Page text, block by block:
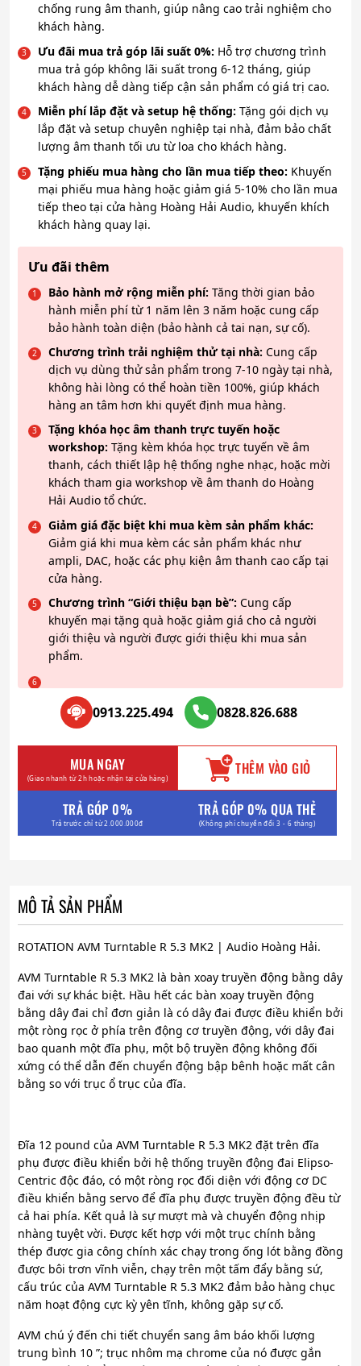
chống rung âm thanh, giúp nâng cao trải nghiệm cho
khách hàng.
Ưu đãi mua trả góp lãi suất 0%: Hỗ trợ chương trình
mua trả góp không lãi suất trong 6-12 tháng, giúp
khách hàng dễ dàng tiếp cận sản phẩm có giá trị cao.
Miễn phí lắp đặt và setup hệ thống: Tặng gói dịch vụ
lắp đặt và setup chuyên nghiệp tại nhà, đảm bảo chất
lượng âm thanh tối ưu từ loa cho khách hàng.
Tặng phiếu mua hàng cho lần mua tiếp theo: Khuyến
mại phiếu mua hàng hoặc giảm giá 5-10% cho lần mua
tiếp theo tại cửa hàng Hoàng Hải Audio, khuyến khích
khách hàng quay lại.
Ưu đãi thêm
Bảo hành mở rộng miễn phí: Tăng thời gian bảo
hành miễn phí từ 1 năm lên 3 năm hoặc cung cấp
bảo hành toàn diện (bảo hành cả tai nạn, sự cố).
Chương trình trải nghiệm thử tại nhà: Cung cấp
dịch vụ dùng thử sản phẩm trong 7-10 ngày tại nhà,
không hài lòng có thể hoàn tiền 100%, giúp khách
hàng an tâm hơn khi quyết định mua hàng.
Tặng khóa học âm thanh trực tuyến hoặc
workshop: Tặng kèm khóa học trực tuyến về âm
thanh, cách thiết lập hệ thống nghe nhạc, hoặc mời
khách tham gia workshop về âm thanh do Hoàng
Hải Audio tổ chức.
Giảm giá đặc biệt khi mua kèm sản phẩm khác:
Giảm giá khi mua kèm các sản phẩm khác như
ampli, DAC, hoặc các phụ kiện âm thanh cao cấp tại
cửa hàng.
Chương trình “Giới thiệu bạn bè”: Cung cấp
khuyến mại tặng quà hoặc giảm giá cho cả người
giới thiệu và người được giới thiệu khi mua sản
phẩm.
0913.225.494 0828.826.688
MUA NGAY
(Giao nhanh từ 2h hoặc nhận tại cửa hàng) THÊM VÀO GIỎ
TRẢ GÓP 0%
Trả trước chỉ từ 2.000.000đ
TRẢ GÓP 0% QUA THẺ
(Không phí chuyển đổi 3 - 6 tháng)
MÔ TẢ SẢN PHẨM
ROTATION AVM Turntable R 5.3 MK2 | Audio Hoàng Hải.
AVM Turntable R 5.3 MK2 là bàn xoay truyền động bằng dây
đai với sự khác biệt. Hầu hết các bàn xoay truyền động
bằng dây đai chỉ đơn giản là có dây đai được điều khiển bởi
một ròng rọc ở phía trên động cơ truyền động, với dây đai
bao quanh một đĩa phụ, một bộ truyền động không đối
xứng có thể dẫn đến chuyển động bập bênh hoặc mất cân
bằng so với trục ổ trục của đĩa.
Đĩa 12 pound của AVM Turntable R 5.3 MK2 đặt trên đĩa
phụ được điều khiển bởi hệ thống truyền động đai Elipso-
Centric độc đáo, có một ròng rọc đối diện với động cơ DC
điều khiển bằng servo để đĩa phụ được truyền động đều từ
cả hai phía. Kết quả là sự mượt mà và chuyển động nhịp
nhàng tuyệt vời. Được kết hợp với một trục chính bằng
thép được gia công chính xác chạy trong ống lót bằng đồng
được bôi trơn vĩnh viễn, chạy trên một tấm đẩy bằng sứ,
cấu trúc của AVM Turntable R 5.3 MK2 đảm bảo hàng chục
năm hoạt động cực kỳ yên tĩnh, không gặp sự cố.
AVM chú ý đến chi tiết chuyển sang âm báo khối lượng
trung bình 10 ”; trục nhôm mạ chrome của nó được gắn